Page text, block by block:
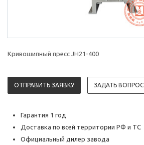
Кривошипный пресс JH21-400
ОТПРАВИТЬ ЗАЯВКУ ЗАДАТЬ ВОПРОС
Гарантия 1 год
Доставка по всей территории РФ и ТС
Официальный дилер завода